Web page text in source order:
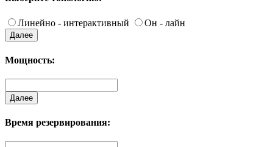
Линейно - интерактивный Он - лайн
Далее
Мощность:
Далее
Время резервирования: